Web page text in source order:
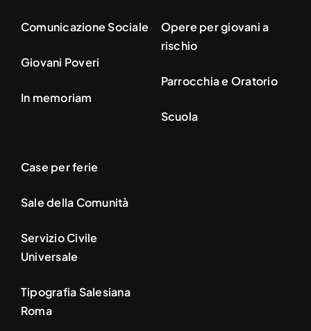
Comunicazione Sociale
Giovani Poveri
In memoriam
Opere per giovani a
rischio
Parrocchia e Oratorio
Scuola
Case per ferie
Sale della Comunità
Servizio Civile
Universale
Tipografia Salesiana
Roma